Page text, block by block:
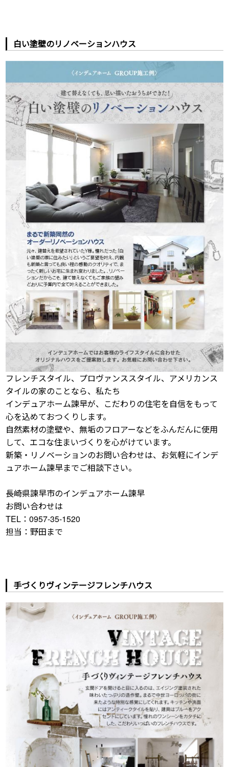
白い塗壁のリノベーションハウス
フレンチスタイル、プロヴァンススタイル、アメリカンス
タイルの家のことなら、私たち
インデュアホーム諫早が、こだわりの住宅を自信をもって
心を込めておつくりします。
自然素材の塗壁や、無垢のフロアーなどをふんだんに使用
して、エコな住まいづくりを心がけています。
新築・リノベーションのお問い合わせは、お気軽にインデ
ュアホーム諫早までご相談下さい。
長崎県諫早市のインデュアホーム諫早
お問い合わせは
TEL：0957-35-1520
担当：野田まで
手づくりヴィンテージフレンチハウス